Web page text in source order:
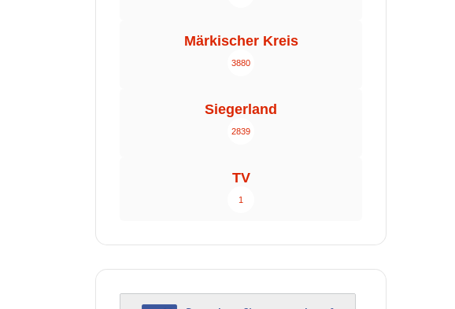
Märkischer Kreis
3880
Siegerland
2839
TV
1